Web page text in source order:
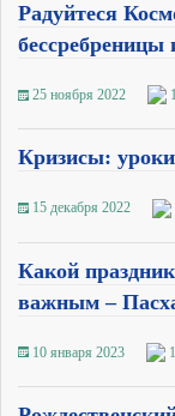
Радуйтеся
бессребреницы
25 ноября 2022
Кризисы:
15 декабря 2022
Какой
важным –
10 января 2023